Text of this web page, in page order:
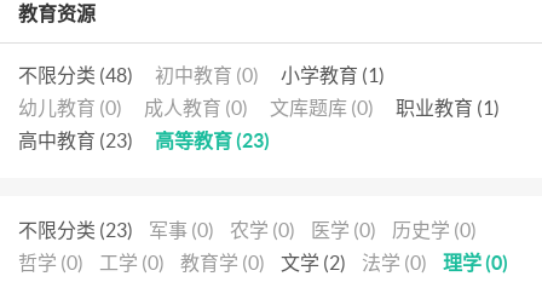
教育资源
不限分类 (48) 初中教育 (0)
小学教育 (1)
幼儿教育 (0)
成人教育 (0) 文库题库 (0)
职业教育 (1)
高中教育 (23)
高等教育 (23)
不限分类 (23) 军事 (0) 农学 (0) 医学 (0)
历史学 (0)
哲学 (0)
工学 (0) 教育学 (0) 文学 (2) 法学 (0)
理学 (0)